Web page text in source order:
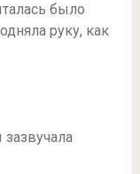
было
руку, как